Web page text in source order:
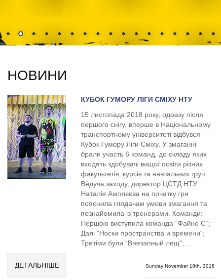
НОВИНИ
КУБОК ГУМОРУ ЛІГИ СМІХУ НТУ
15 листопада 2018 року, одразу після
першого снігу, вперше в Національному
транспортному університеті відбувся
Кубок Гумору Ліги Сміху. У змаганні
брали участь 6 команд, до складу яких
входять здобувачі вищої освіти різних
факультетів, курсів та навчальних груп.
Ведуча заходу, директор ЦСТД НТУ
Наталія Амплєєва на початку гри
пояснила глядачам умови змагання та
познайомила із тренерами. Команди:
Першою виступила команда “Файно Є“;
Далі “Носки пространства и времени“;
Третіми були “Внезапный лещ“; ...
ДЕТАЛЬНІШЕ Sunday November 18th, 2018